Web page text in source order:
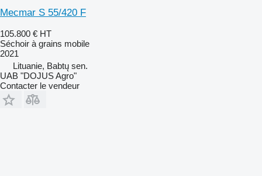
Mecmar S 55/420 F
105.800 € HT
Séchoir à grains mobile
2021
Lituanie, Babtų sen.
UAB "DOJUS Agro"
Contacter le vendeur